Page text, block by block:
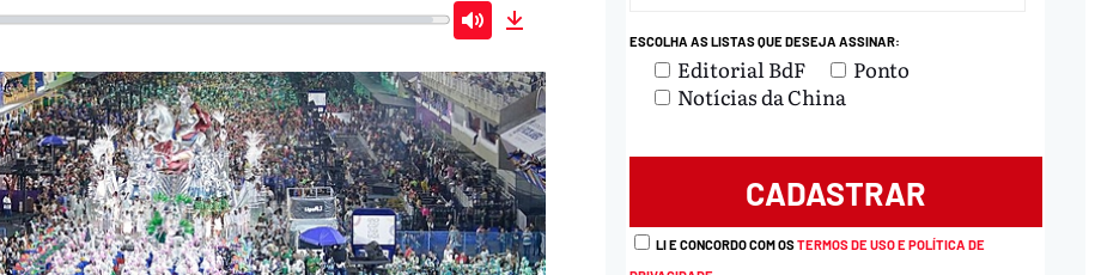
Mute ESCOLHA AS LISTAS QUE DESEJA ASSINAR:
Editorial BdF
Ponto
Notícias da China
LI E CONCORDO COM OSTERMOS DE USO E POLÍTICA DE